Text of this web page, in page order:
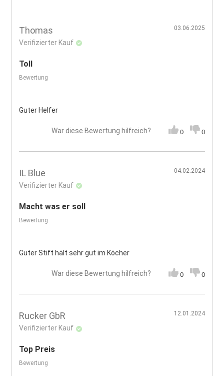
Thomas
Verifizierter Kauf
03.06.2025
Toll
Bewertung
Guter Helfer
War diese Bewertung hilfreich? 0 0
IL Blue
Verifizierter Kauf
04.02.2024
Macht was er soll
Bewertung
Guter Stift hält sehr gut im Köcher
War diese Bewertung hilfreich? 0 0
Rucker GbR
Verifizierter Kauf
12.01.2024
Top Preis
Bewertung